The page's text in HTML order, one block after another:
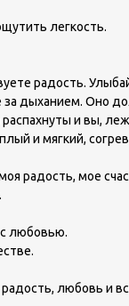
легкость.
радость.
дыханием. Оно
и вы,
и мягкий,
радость, мое
любовью.
любовь и